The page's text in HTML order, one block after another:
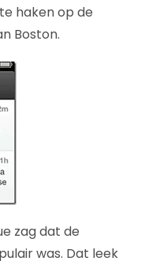
haken op de
Boston.
zag dat de
was. Dat leek